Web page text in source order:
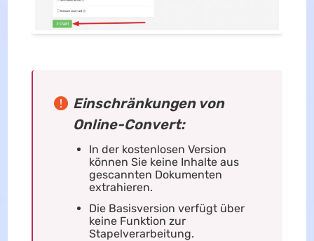
Einschränkungen von
Online-Convert:
In der kostenlosen Version
können Sie keine Inhalte aus
gescannten Dokumenten
extrahieren.
Die Basisversion verfügt über
keine Funktion zur
Stapelverarbeitung.